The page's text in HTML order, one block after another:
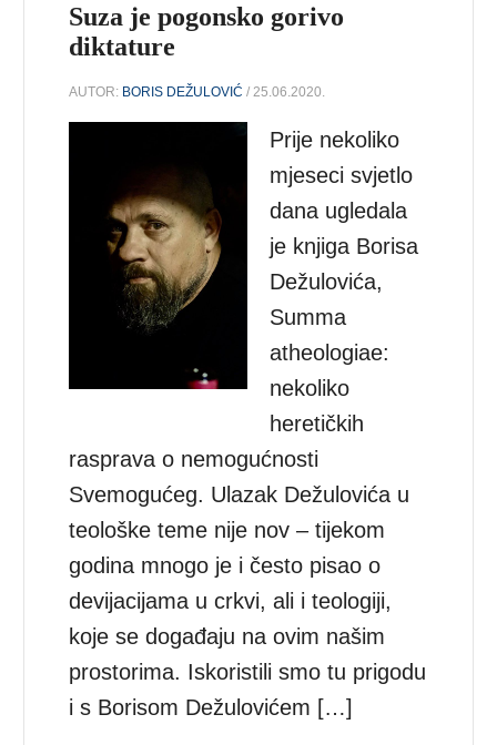
Suza je pogonsko gorivo
diktature
AUTOR: BORIS DEŽULOVIĆ / 25.06.2020.
Prije nekoliko
mjeseci svjetlo
dana ugledala
je knjiga Borisa
Dežulovića,
Summa
atheologiae:
nekoliko
heretičkih
rasprava o nemogućnosti
Svemogućeg. Ulazak Dežulovića u
teološke teme nije nov – tijekom
godina mnogo je i često pisao o
devijacijama u crkvi, ali i teologiji,
koje se događaju na ovim našim
prostorima. Iskoristili smo tu prigodu
i s Borisom Dežulovićem […]